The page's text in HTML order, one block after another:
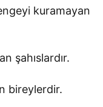
kuramayan
şahıslardır.
bireylerdir.